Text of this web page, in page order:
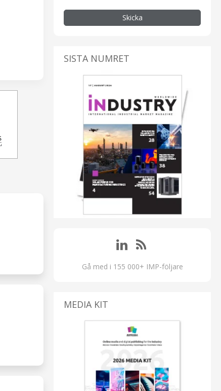
Skicka
SISTA NUMRET
Gå med i 155 000+ IMP-följare
MEDIA KIT